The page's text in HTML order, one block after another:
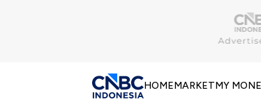
HOMEMARKETMY